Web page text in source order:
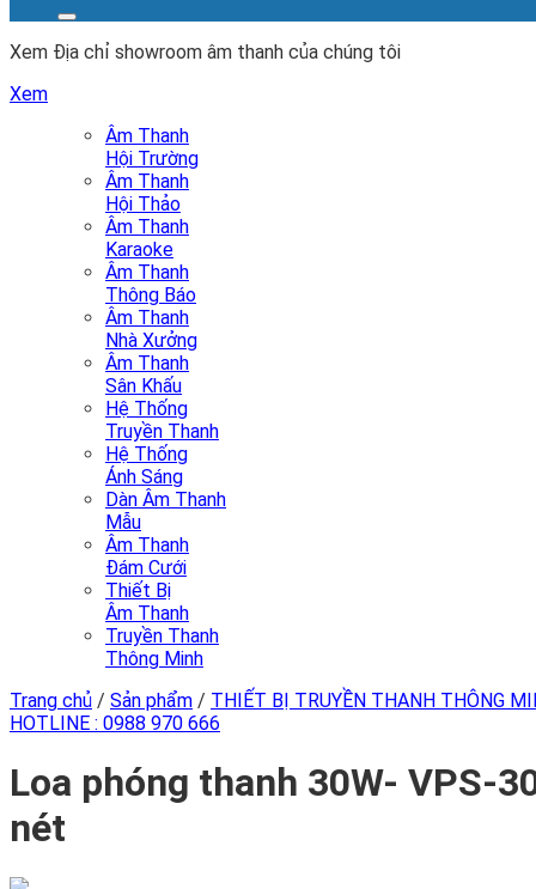
Xem Địa chỉ showroom âm thanh của chúng tôi
Xem
Âm Thanh
Hội Trường
Âm Thanh
Hội Thảo
Âm Thanh
Karaoke
Âm Thanh
Thông Báo
Âm Thanh
Nhà Xưởng
Âm Thanh
Sân Khấu
Hệ Thống
Truyền Thanh
Hệ Thống
Ánh Sáng
Dàn Âm Thanh
Mẫu
Âm Thanh
Đám Cưới
Thiết Bị
Âm Thanh
Truyền Thanh
Thông Minh
Trang chủ / Sản phẩm / THIẾT BỊ TRUYỀN THANH THÔNG
HOTLINE : 0988 970 666
Loa phóng thanh 30W- VPS-
nét